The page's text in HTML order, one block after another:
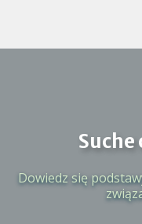
Suche
Dowiedz się